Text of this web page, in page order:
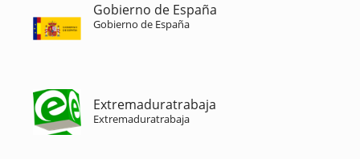
Gobierno de España
Gobierno de España
Extremaduratrabaja
Extremaduratrabaja